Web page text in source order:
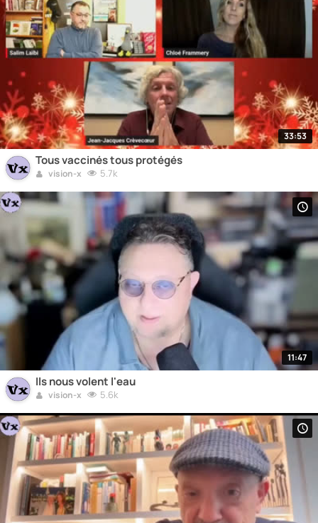
33:53
Tous vaccinés tous protégés
vision-x 5.7k
11:47
Ils nous volent l'eau
vision-x 5.6k